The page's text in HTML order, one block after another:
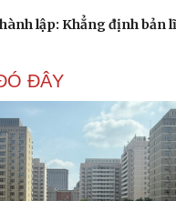
lập: Khẳng định bản
ĐÂY